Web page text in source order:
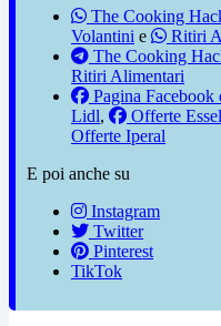
The Cooking
Volantini e
Ritiri
The Cooking
Ritiri Alimentari
Pagina
Lidl, Offerte
Offerte Iperal
E poi anche su
Instagram
Twitter
Pinterest
TikTok